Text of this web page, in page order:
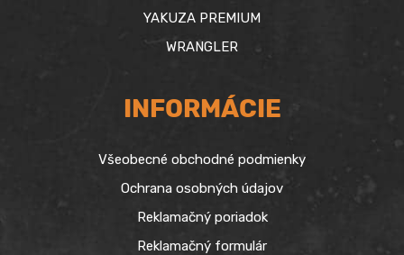
YAKUZA PREMIUM
WRANGLER
INFORMÁCIE
Všeobecné obchodné podmienky
Ochrana osobných údajov
Reklamačný poriadok
Reklamačný formulár